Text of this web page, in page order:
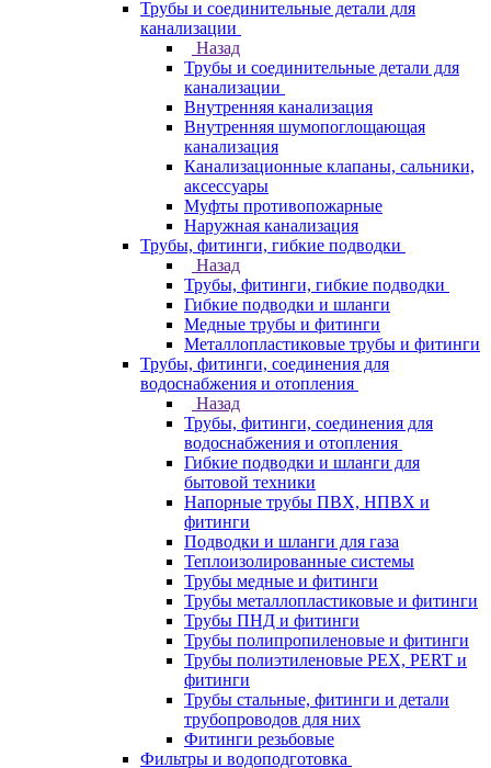
Трубы и соединительные детали для
канализации
Назад
Трубы и соединительные детали для
канализации
Внутренняя канализация
Внутренняя шумопоглощающая
канализация
Канализационные клапаны, сальники,
аксессуары
Муфты противопожарные
Наружная канализация
Трубы, фитинги, гибкие подводки
Назад
Трубы, фитинги, гибкие подводки
Гибкие подводки и шланги
Медные трубы и фитинги
Металлопластиковые трубы и фитинги
Трубы, фитинги, соединения для
водоснабжения и отопления
Назад
Трубы, фитинги, соединения для
водоснабжения и отопления
Гибкие подводки и шланги для
бытовой техники
Напорные трубы ПВХ, НПВХ и
фитинги
Подводки и шланги для газа
Теплоизолированные системы
Трубы медные и фитинги
Трубы металлопластиковые и фитинги
Трубы ПНД и фитинги
Трубы полипропиленовые и фитинги
Трубы полиэтиленовые PEX, PERT и
фитинги
Трубы стальные, фитинги и детали
трубопроводов для них
Фитинги резьбовые
Фильтры и водоподготовка